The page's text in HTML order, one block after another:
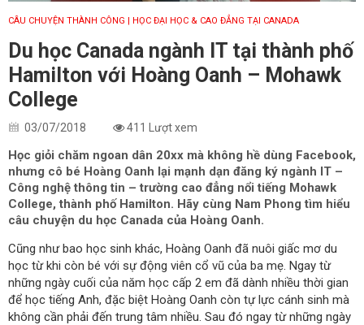
CÂU CHUYỆN THÀNH CÔNG | HỌC ĐẠI HỌC & CAO ĐẲNG TẠI CANADA
Du học Canada ngành IT tại thành phố
Hamilton với Hoàng Oanh – Mohawk
College
03/07/2018 411 Lượt xem
Học giỏi chăm ngoan dân 20xx mà không hề dùng Facebook,
nhưng cô bé Hoàng Oanh lại mạnh dạn đăng ký ngành IT –
Công nghệ thông tin – trường cao đẳng nổi tiếng Mohawk
College, thành phố Hamilton. Hãy cùng Nam Phong tìm hiểu
câu chuyện du học Canada của Hoàng Oanh.
Cũng như bao học sinh khác, Hoàng Oanh đã nuôi giấc mơ du
học từ khi còn bé với sự động viên cổ vũ của ba mẹ. Ngay từ
những ngày cuối của năm học cấp 2 em đã dành nhiều thời gian
để học tiếng Anh, đặc biệt Hoàng Oanh còn tự lực cánh sinh mà
không cần phải đến trung tâm nhiều. Sau đó ngay từ những ngày